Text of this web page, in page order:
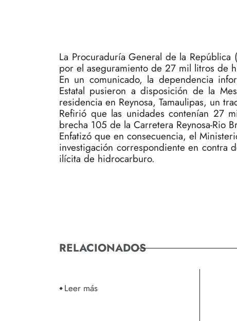
La Procuraduría General de la
por el aseguramiento de 27 mil litros de
En un comunicado, la dependencia
Estatal pusieron a disposición de la
residencia en Reynosa, Tamaulipas, un
Refirió que las unidades contenían 27
brecha 105 de la Carretera Reynosa-Rio
Enfatizó que en consecuencia, el
investigación correspondiente en contra
ilícita de hidrocarburo.
RELACIONADOS
Leer más